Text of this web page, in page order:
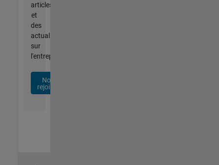
articles
et
des
actualités
sur
l'entreprise.
Nous
rejoindre